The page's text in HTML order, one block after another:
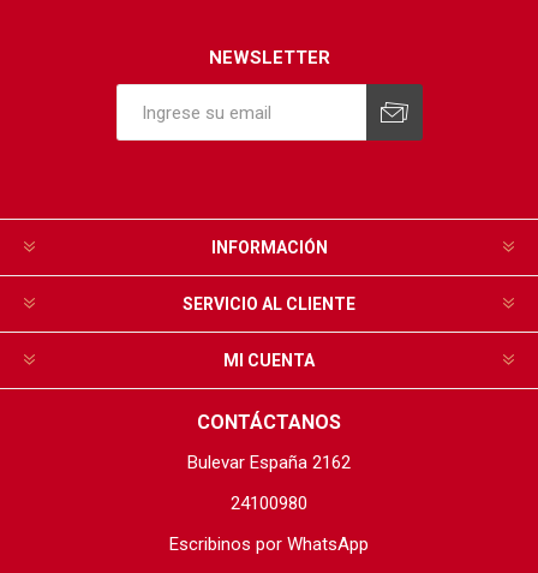
NEWSLETTER
INFORMACIÓN
SERVICIO AL CLIENTE
MI CUENTA
CONTÁCTANOS
Bulevar España 2162
24100980
Escribinos por WhatsApp